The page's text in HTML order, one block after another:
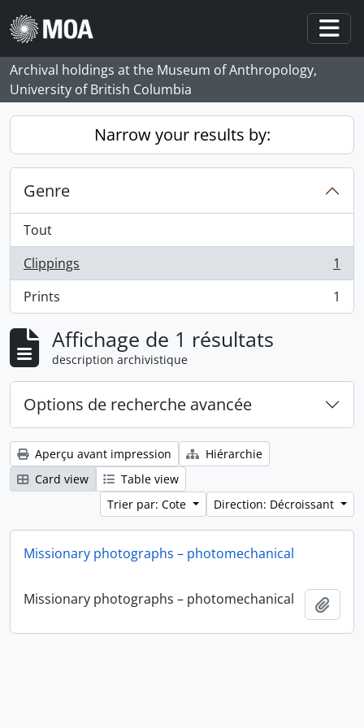
Skip to main content
Archival holdings at the Museum of Anthropology,
University of British Columbia
Narrow your results by:
Genre
Tout
Clippings
, 1 résultats
1
Prints
, 1 résultats 1
Affichage de 1 résultats
description archivistique
Options de recherche avancée
Aperçu avant impression
Hiérarchie
Card view
Table view
Trier par: Cote
Direction: Décroissant
Missionary photographs – photomechanical
Missionary photographs – photomechanical